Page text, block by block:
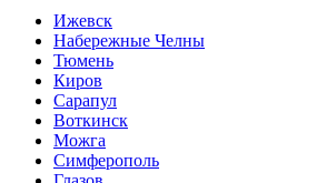
Ижевск
Набережные Челны
Тюмень
Киров
Сарапул
Воткинск
Можга
Симферополь